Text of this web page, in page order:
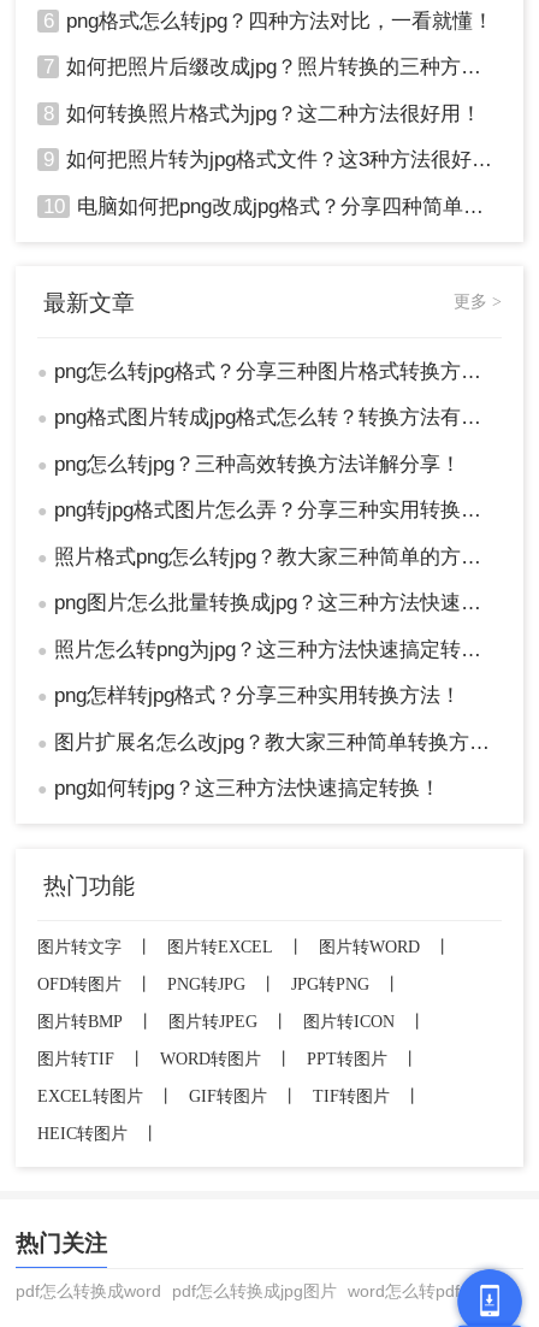
面和操作上有所差异，请根据具体软件的说明
进行操作。
总结
以上就是png怎么转jpg格式的方法介绍了，无论你
是使用专业软件、在线工具还是使用画图工具，将
置，以获得所需的图像质量和文件大小。
6 png格式怎么转jpg？四种方法对比，一看就懂！
7 如何把照片后缀改成jpg？照片转换的三种方法！
8 如何转换照片格式为jpg？这二种方法很好用！
9 如何把照片转为jpg格式文件？这3种方法很好用!！
10 电脑如何把png改成jpg格式？分享四种简单转换方法！
最新文章 更多 >
● png怎么转jpg格式？分享三种图片格式转换方法！
● png格式图片转成jpg格式怎么转？转换方法有三种！
● png怎么转jpg？三种高效转换方法详解分享！
● png转jpg格式图片怎么弄？分享三种实用转换方法！
● 照片格式png怎么转jpg？教大家三种简单的方法！
● png图片怎么批量转换成jpg？这三种方法快速搞定转换！
● 照片怎么转png为jpg？这三种方法快速搞定转换！
● png怎样转jpg格式？分享三种实用转换方法！
● 图片扩展名怎么改jpg？教大家三种简单转换方法！
● png如何转jpg？这三种方法快速搞定转换！
热门功能
图片转文字 图片转EXCEL 图片转WORD
OFD转图片
PNG转JPG JPG转PNG
图片转BMP
图片转JPEG 图片转ICON
图片转TIF
WORD转图片 PPT转图片
EXCEL转图片
GIF转图片 TIF转图片
HEIC转图片
热门关注
pdf怎么转换成word pdf怎么转换成jpg图片 word怎么转pdf